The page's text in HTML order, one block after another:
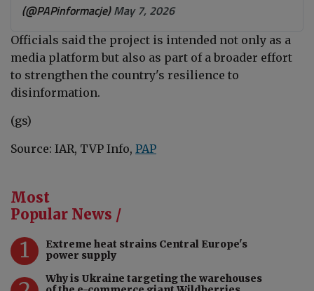
(@PAPinformacje)May 7, 2026
Officials said the project is intended not only as a
media platform but also as part of a broader effort
to strengthen the country's resilience to
disinformation.
(gs)
Source: IAR, TVP Info, PAP
Most
Popular News /
1
Extreme heat strains Central Europe's
power supply
Why is Ukraine targeting the warehouses